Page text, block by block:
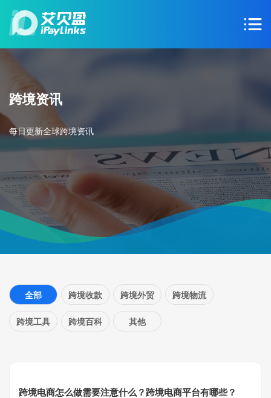
跨境资讯
每日更新全球跨境资讯
全部 跨境收款 跨境外贸 跨境物流
跨境工具 跨境百科 其他
跨境电商怎么做需要注意什么？跨境电商平台有哪些？